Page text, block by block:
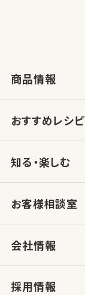
商品情報
おすすめレシピ
知る・楽しむ
お客様相談室
会社情報
採用情報